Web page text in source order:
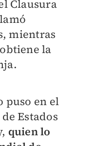
Clausura
mientras
la
puso en el
Estados
quien lo